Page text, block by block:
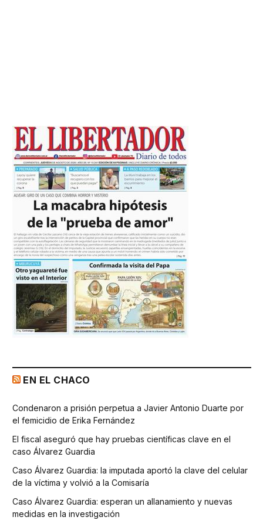
EN EL CHACO
Condenaron a prisión perpetua a Javier Antonio Duarte por
el femicidio de Erika Fernández
El fiscal aseguró que hay pruebas científicas clave en el
caso Álvarez Guardia
Caso Álvarez Guardia: la imputada aportó la clave del celular
de la víctima y volvió a la Comisaría
Caso Álvarez Guardia: esperan un allanamiento y nuevas
medidas en la investigación